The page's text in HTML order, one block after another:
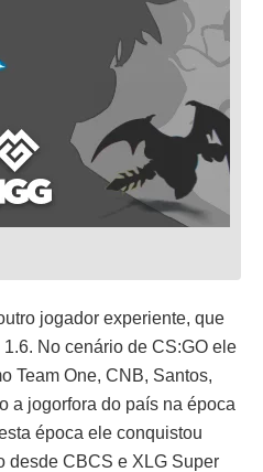
jogador experiente, que
No cenário de CS:GO ele
Team One, CNB, Santos,
a jogorfora do país na época
época ele conquistou
desde CBCS e XLG Super